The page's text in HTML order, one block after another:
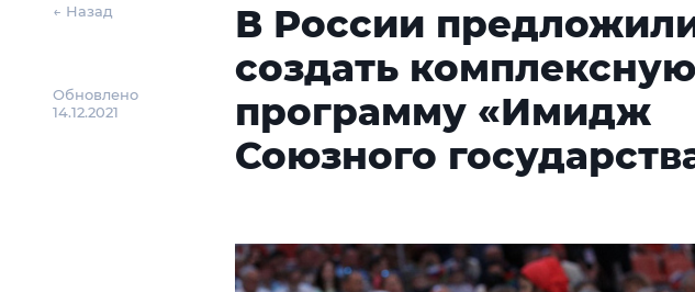
← Назад
Обновлено
14.12.2021
В России
создать комплексную
программу «Имидж
Союзного